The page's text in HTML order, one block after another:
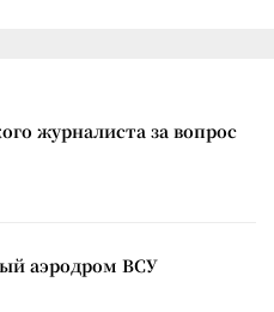
журналиста за вопрос
аэродром ВСУ